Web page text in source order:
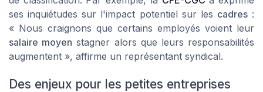
ses inquiétudes sur l'impact potentiel sur les cadres:
« Nous craignons que certains employés voient leur
salaire moyen stagner alors que leurs responsabilités
augmentent », affirme un représentant syndical.
Des enjeux pour les petites entreprises